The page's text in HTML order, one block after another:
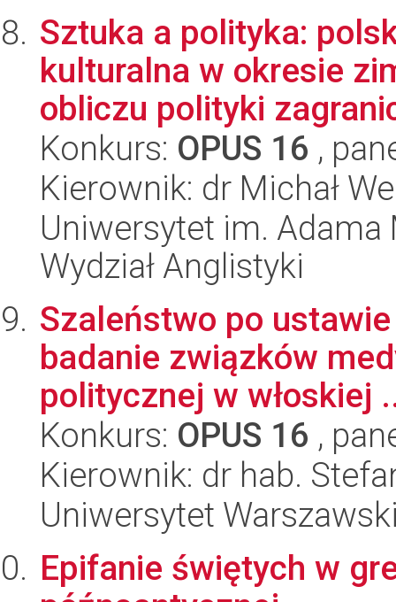
Sztuka a polityka:
kulturalna w okresie
obliczu polityki
Konkurs: OPUS 16 ,
Kierownik: dr Michał
Uniwersytet im.
Wydział Anglistyki
Szaleństwo po
badanie związków
politycznej w włoskiej
Konkurs: OPUS 16 ,
Kierownik: dr hab.
Uniwersytet
Epifanie świętych w